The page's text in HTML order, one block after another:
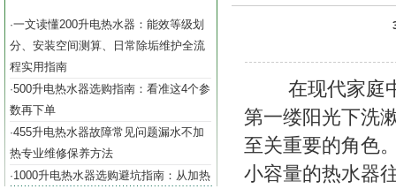
·一文读懂200升电热水器：能效等级划
分、安装空间测算、日常除垢维护全流
程实用指南
·500升电热水器选购指南：看准这4个参
数再下单
·455升电热水器故障常见问题漏水不加
热专业维修保养方法
·1000升电热水器选购避坑指南：从加热
在现代家庭中
第一缕阳光下洗
至关重要的角色
小容量的热水器